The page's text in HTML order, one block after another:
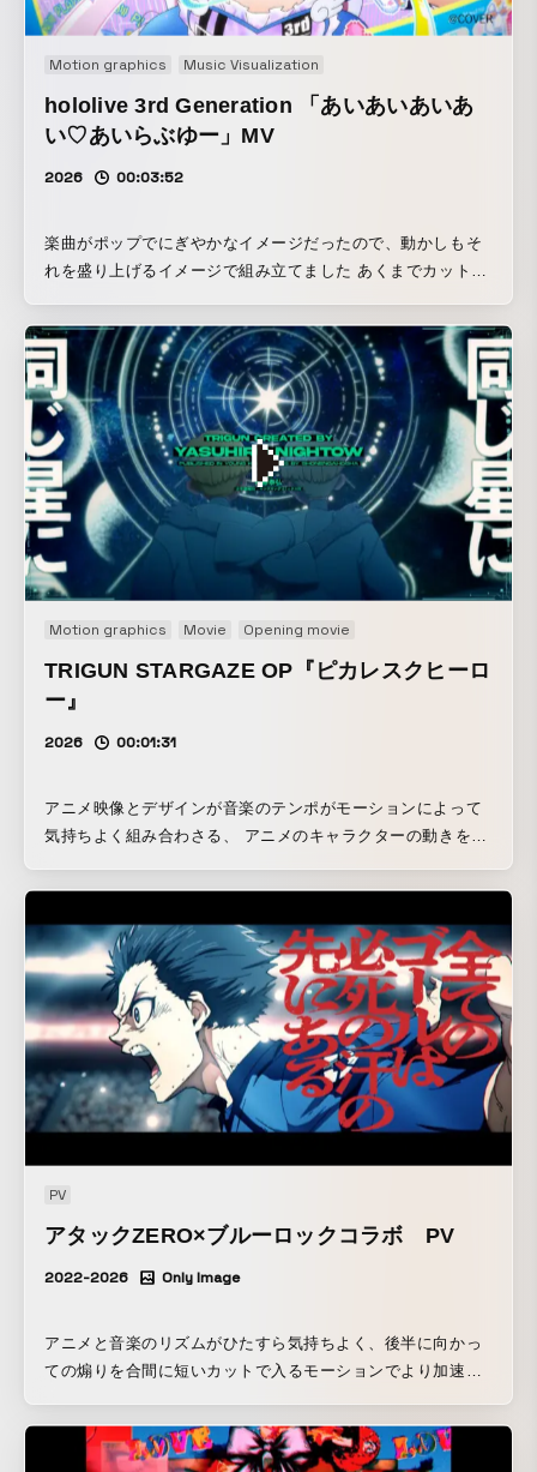
Motion graphics Music Visualization
hololive 3rd Generation 「あいあいあいあ
い♡あいらぶゆー」MV
2026 00:03:52
楽曲がポップでにぎやかなイメージだったので、動かしもそ
れを盛り上げるイメージで組み立てました あくまでカットの
つつ、２Dデザインの動かしがアニメーションと並べたとき
に平面的に見え過ぎないよう気をつけました
Motion graphics Movie Opening movie
TRIGUN STARGAZE OP『ピカレスクヒーロ
ー』
2026 00:01:31
アニメ映像とデザインが音楽のテンポがモーションによって
気持ちよく組み合わさる、 アニメのキャラクターの動きを主
目指しました。
PV
アタックZERO×ブルーロックコラボ PV
2022-2026 Only Image
アニメと音楽のリズムがひたすら気持ちよく、後半に向かっ
ての煽りを合間に短いカットで入るモーションでより加速さ
画の意図を流れの中で一番爽快に理解できる部分の検証をパ
ターンで試行錯誤しました。